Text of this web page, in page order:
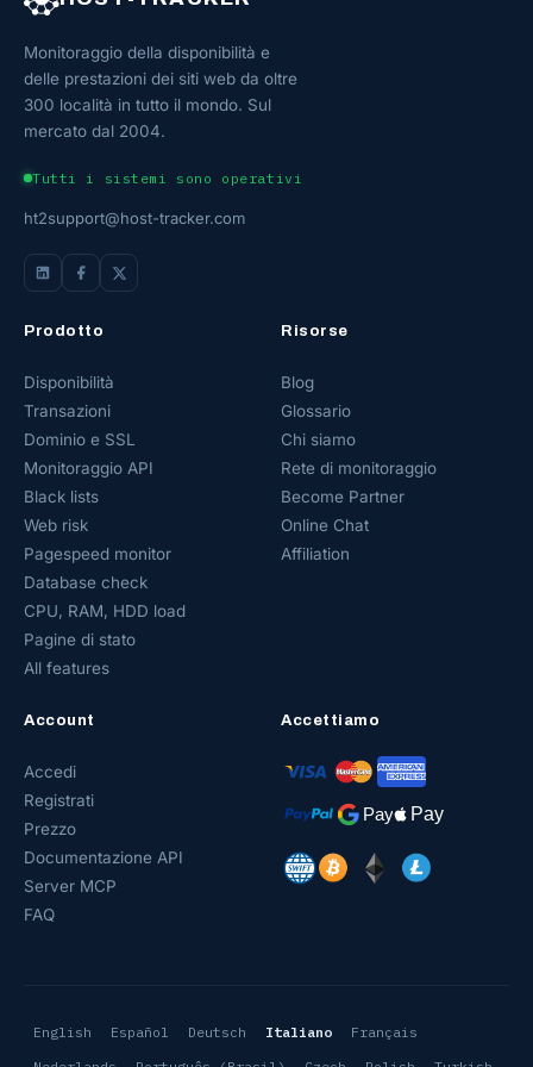
Monitoraggio della disponibilità e
delle prestazioni dei siti web da oltre
300 località in tutto il mondo. Sul
mercato dal 2004.
Tutti i sistemi sono operativi
ht2support@host-tracker.com
Prodotto
Disponibilità
Transazioni
Dominio e SSL
Monitoraggio API
Black lists
Web risk
Pagespeed monitor
Database check
CPU, RAM, HDD load
Pagine di stato
All features
Risorse
Blog
Glossario
Chi siamo
Rete di monitoraggio
Become Partner
Online Chat
Affiliation
Account
Accedi
Registrati
Prezzo
Documentazione API
Server MCP
FAQ
Accettiamo
English Español Deutsch Italiano
Français